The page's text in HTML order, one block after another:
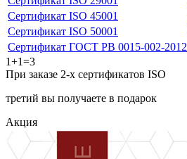
Сертификат ISO 45001
Сертификат ISO 50001
Сертификат ГОСТ РВ 0015-002-2012
1+1=3
При заказе 2-х сертификатов ISO
третий вы получаете в подарок
Акция